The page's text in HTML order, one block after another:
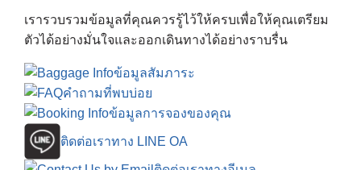
เรารวบรวมข้อมูลที่คุณควรรู้ไว้ให้ครบเพื่อให้คุณเตรียม
ตัวได้อย่างมั่นใจและออกเดินทางได้อย่างราบรื่น
ข้อมูลสัมภาระ
คำถามที่พบบ่อย
ข้อมูลการจองของคุณ
ติดต่อเราทาง LINE OA